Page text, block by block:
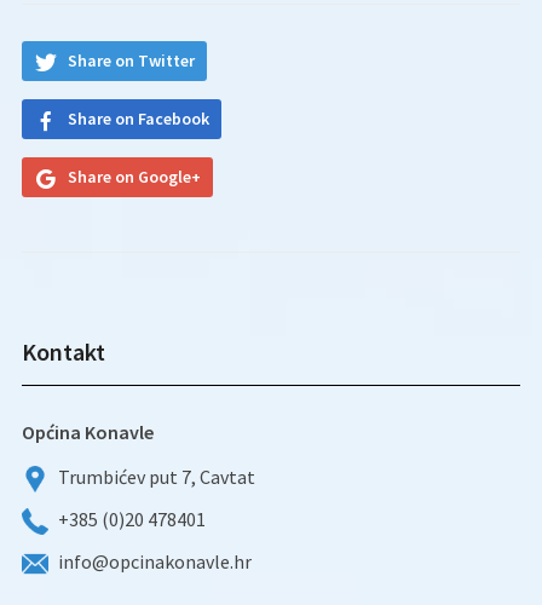
Share on Twitter
Share on Facebook
Share on Google+
Kontakt
Općina Konavle
Trumbićev put 7, Cavtat
+385 (0)20 478401
info@opcinakonavle.hr